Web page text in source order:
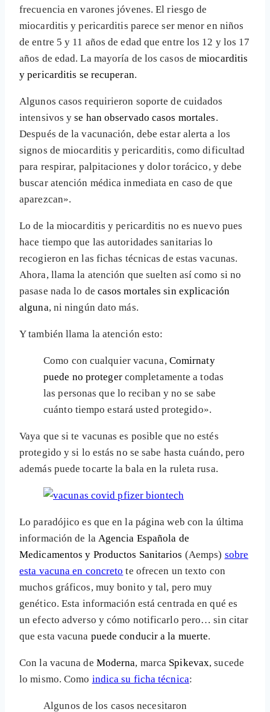
frecuencia en varones jóvenes. El riesgo de
miocarditis y pericarditis parece ser menor en niños
de entre 5 y 11 años de edad que entre los 12 y los 17
años de edad. La mayoría de los casos demiocarditis
y pericarditis se recuperan.
Algunos casos requirieron soporte de cuidados
intensivos yse han observado casos mortales.
Después de la vacunación, debe estar alerta a los
signos de miocarditis y pericarditis, como dificultad
para respirar, palpitaciones y dolor torácico, y debe
buscar atención médica inmediata en caso de que
aparezcan».
Lo de la miocarditis y pericarditis no es nuevo pues
hace tiempo que las autoridades sanitarias lo
recogieron en las fichas técnicas de estas vacunas.
Ahora, llama la atención que suelten así como si no
pasase nada lo de casos mortales sin explicación
alguna, ni ningún dato más.
Y también llama la atención esto:
Como con cualquier vacuna, Comirnaty
puede no protegercompletamente a todas
las personas que lo reciban y no se sabe
cuánto tiempo estará usted protegido».
Vaya que si te vacunas es posible que no estés
protegido y si lo estás no se sabe hasta cuándo, pero
además puede tocarte la bala en la ruleta rusa.
Lo paradójico es que en la página web con la última
información de la Agencia Española de
Medicamentos y Productos Sanitarios (Aemps) sobre
esta vacuna en concreto te ofrecen un texto con
muchos gráficos, muy bonito y tal, pero muy
genético. Esta información está centrada en qué es
un efecto adverso y cómo notificarlo pero… sin citar
que esta vacuna puede conducir a la muerte.
Con la vacuna de Moderna, marca Spikevax, sucede
lo mismo. Como indica su ficha técnica:
Algunos de los casos necesitaron